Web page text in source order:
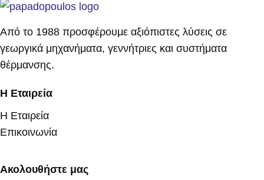
Από το 1988 προσφέρουμε αξιόπιστες λύσεις σε
γεωργικά μηχανήματα, γεννήτριες και συστήματα
θέρμανσης.
Η Εταιρεία
Η Εταιρεία
Επικοινωνία
Ακολουθήστε μας